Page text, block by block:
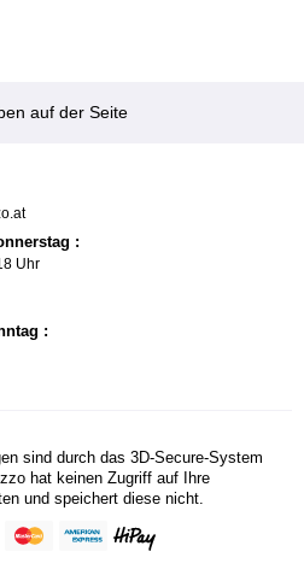
auf der Seite
:
Uhr
:
sind durch das 3D-Secure-System
hat keinen Zugriff auf Ihre
und speichert diese nicht.